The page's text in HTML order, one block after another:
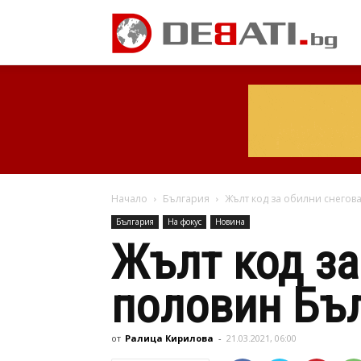
Начало България Жълт код за обилни
България На фокус Новина
Жълт код
половин
от Ралица Кирилова - 21.03.2021, 06:00